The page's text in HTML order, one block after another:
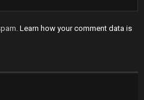
Learn how your comment data is